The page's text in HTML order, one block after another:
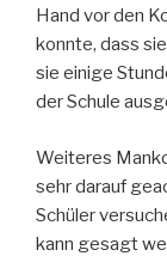
Hand vor den
konnte, dass
sie einige
der Schule
Weiteres
sehr darauf
Schüler
kann gesagt